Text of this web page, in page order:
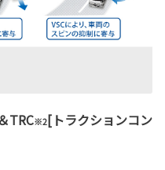
TRC※2[トラクションコン